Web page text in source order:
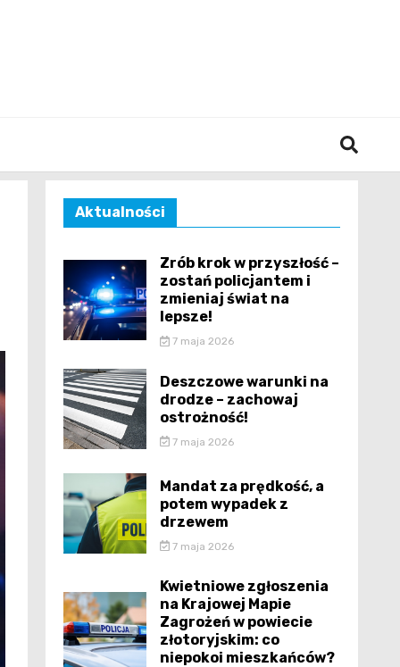
Aktualności
Zrób krok w przyszłość –
zostań policjantem i
zmieniaj świat na
lepsze!
7 maja 2026
Deszczowe warunki na
drodze – zachowaj
ostrożność!
7 maja 2026
Mandat za prędkość, a
potem wypadek z
drzewem
7 maja 2026
Kwietniowe zgłoszenia
na Krajowej Mapie
Zagrożeń w powiecie
złotoryjskim: co
niepokoi mieszkańców?